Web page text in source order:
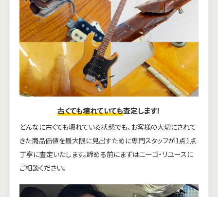
古くても壊れていても査定します！
どんなに古くても壊れている状態でも、お客様の大切にされて
きた商品価値を最大限に見出すために専門スタッフが1点1点
丁寧に査定いたします。諦める前にまずはニーゴ・リユースに
ご相談ください。